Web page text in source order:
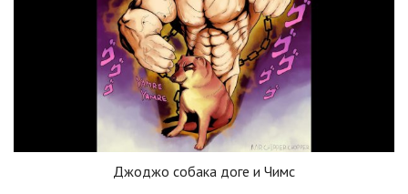
Джоджо собака доге и Чимс